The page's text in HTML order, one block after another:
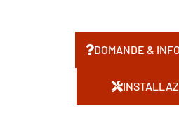
DOMANDE &